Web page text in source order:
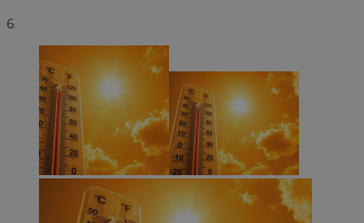
6